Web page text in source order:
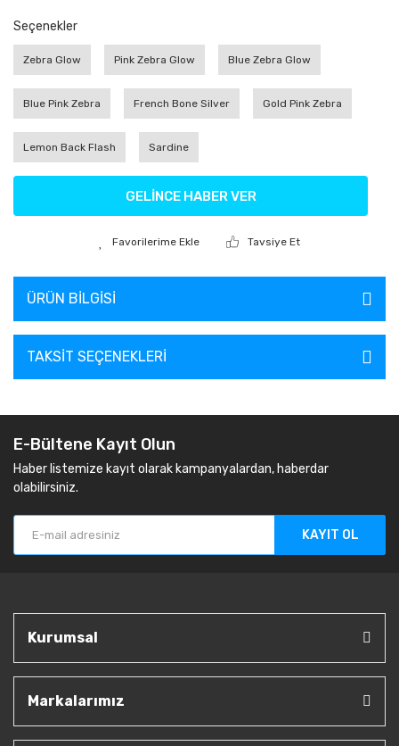
Seçenekler
Zebra Glow Pink Zebra Glow Blue Zebra Glow
Blue Pink Zebra French Bone Silver Gold Pink Zebra
Lemon Back Flash Sardine
GELİNCE HABER VER
Tavsiye Et
ÜRÜN BILGISI
TAKSIT SEÇENEKLERI
E-Bültene Kayıt Olun
Haber listemize kayıt olarak kampanyalardan, haberdar
olabilirsiniz.
KAYIT OL
Kurumsal
Markalarımız